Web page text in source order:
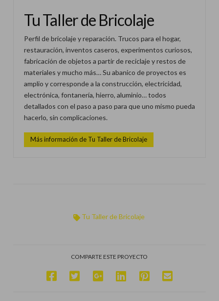
Tu Taller de Bricolaje
Perfil de bricolaje y reparación. Trucos para el hogar,
restauración, inventos caseros, experimentos curiosos,
fabricación de objetos a partir de reciclaje y restos de
materiales y mucho más… Su abanico de proyectos es
amplio y corresponde a la construcción, electricidad,
electrónica, fontanería, hierro, aluminio… todos
detallados con el paso a paso para que uno mismo pueda
hacerlo, sin complicaciones.
Más información de Tu Taller de Bricolaje
Tu Taller de Bricolaje
COMPARTE ESTE PROYECTO